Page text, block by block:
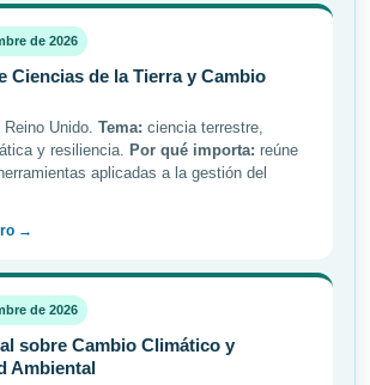
de 2026
Ciencias de la Tierra y Cambio
Reino Unido. Tema: ciencia terrestre,
y resiliencia. Por qué importa: reúne
aplicadas a la gestión del
→
de 2026
sobre Cambio Climático y
Ambiental